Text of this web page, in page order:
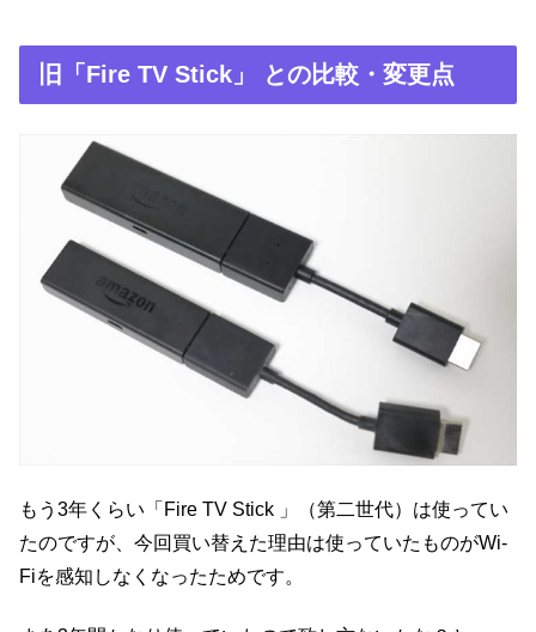
旧「Fire TV Stick」 との比較・変更点
もう3年くらい「Fire TV Stick 」（第二世代）は使ってい
たのですが、今回買い替えた理由は使っていたものがWi-
Fiを感知しなくなったためです。